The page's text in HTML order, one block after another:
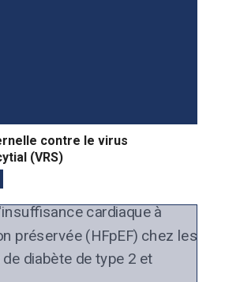
contre le virus
(VRS)